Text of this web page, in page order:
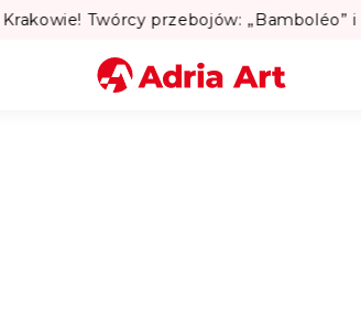
Sprawdź Teatralne Lato w